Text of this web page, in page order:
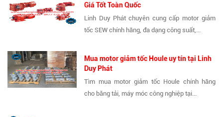
Giá Tốt Toàn Quốc
Linh Duy Phát chuyên cung cấp motor giảm
tốc SEW chính hãng, đa dạng công suất,...
Mua motor giảm tốc Houle uy tín tại Linh
Duy Phát
Tìm mua motor giảm tốc Houle chính hãng
cho băng tải, máy móc công nghiệp tại...